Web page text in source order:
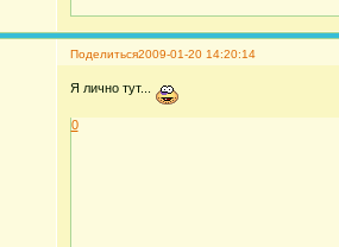
Поделиться2009-01-20 14:20:14
Я лично тут...
0